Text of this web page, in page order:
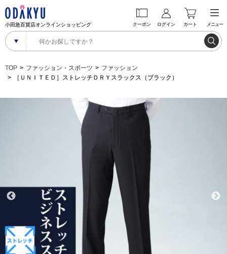
小田急百貨店オンラインショッピング クーポン ログイン カート メニュー
TOP ファッション・スポーツ
ファッション
［ＵＮＩＴＥＤ］ストレッチＤＲＹスラックス（ブラック）